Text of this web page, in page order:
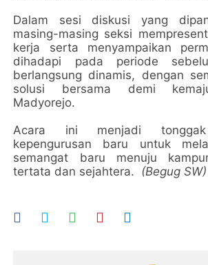
Dalam sesi diskusi yang
masing-masing seksi
kerja serta menyampaikan
dihadapi pada periode
berlangsung dinamis, dengan
solusi bersama demi
Madyorejo.
Acara ini menjadi
kepengurusan baru untuk
semangat baru menuju
tertata dan sejahtera. (Begug SW)